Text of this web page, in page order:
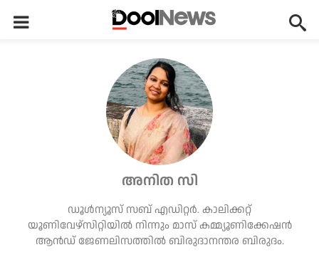
അനിത സി
ഡൂള്‍ന്യൂസ് സബ് എഡിറ്റര്‍. കാലിക്കറ്റ്
യൂണിവേഴ്‌സിറ്റിയില്‍ നിന്നും മാസ് കമ്മ്യൂണിക്കേഷന്‍
ആന്‍ഡ് ജേണലിസത്തില്‍ ബിരുദാനന്തര ബിരുദം.